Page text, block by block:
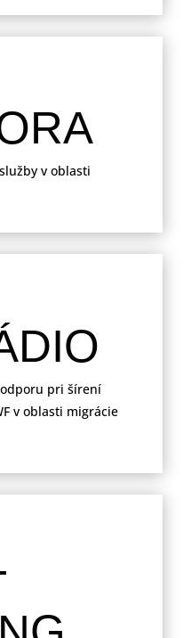
v oblasti
pri šírení
v oblasti migrácie